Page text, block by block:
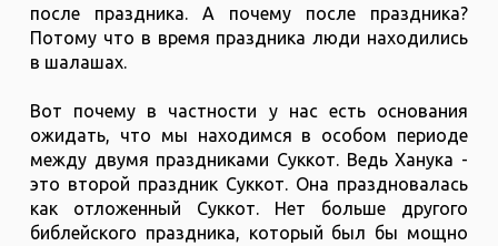
после праздника. А почему после праздника?
Потому что в время праздника люди находились
в шалашах.
Вот почему в частности у нас есть основания
ожидать, что мы находимся в особом периоде
между двумя праздниками Суккот. Ведь Ханука -
это второй праздник Суккот. Она праздновалась
как отложенный Суккот. Нет больше другого
библейского праздника, который был бы мощно